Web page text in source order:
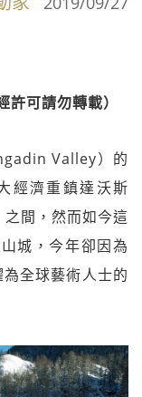
許可請勿轉載）
Valley）的
經濟重鎮達沃斯
間，然而如今這
城，今年卻因為
全球藝術人士的